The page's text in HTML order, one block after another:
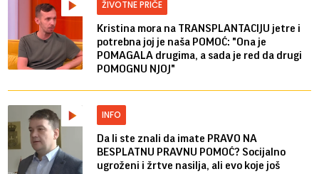
ŽIVOTNE PRIČE
Kristina mora na TRANSPLANTACIJU jetre i
potrebna joj je naša POMOĆ: "Ona je
POMAGALA drugima, a sada je red da drugi
POMOGNU NJOJ"
INFO
Da li ste znali da imate PRAVO NA
BESPLATNU PRAVNU POMOĆ? Socijalno
ugroženi i žrtve nasilja, ali evo koje još